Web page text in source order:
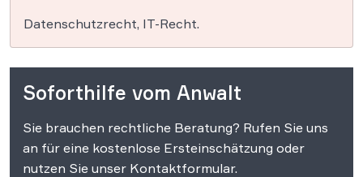
Datenschutzrecht, IT-Recht.
Soforthilfe vom Anwalt
Sie brauchen rechtliche Beratung? Rufen Sie uns
an für eine kostenlose Ersteinschätzung oder
nutzen Sie unser Kontaktformular.